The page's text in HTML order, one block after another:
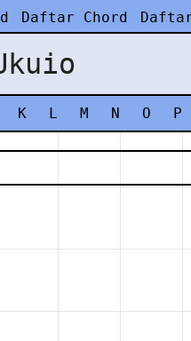
Daftar Chord
K L M N O P